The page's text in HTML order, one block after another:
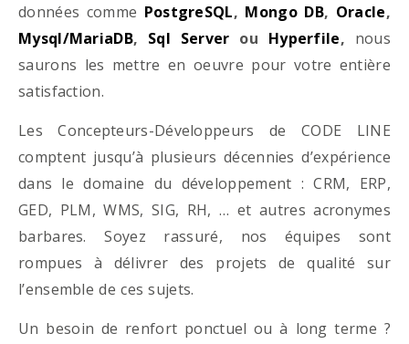
données comme PostgreSQL, Mongo DB, Oracle,
Mysql/MariaDB, Sql Server ou Hyperfile, nous
saurons les mettre en oeuvre pour votre entière
satisfaction.
Les Concepteurs-Développeurs de CODE LINE
comptent jusqu’à plusieurs décennies d’expérience
dans le domaine du développement : CRM, ERP,
GED, PLM, WMS, SIG, RH, … et autres acronymes
barbares. Soyez rassuré, nos équipes sont
rompues à délivrer des projets de qualité sur
l’ensemble de ces sujets.
Un besoin de renfort ponctuel ou à long terme ?